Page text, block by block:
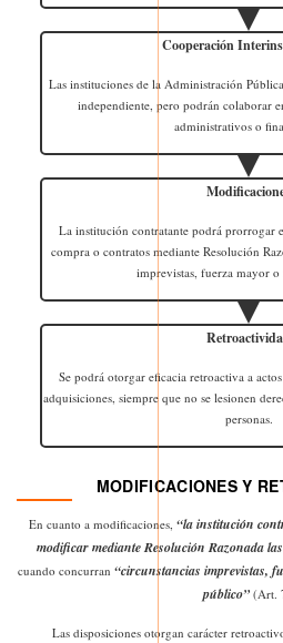
Cooperación
Las instituciones de la Administración
independiente, pero podrán colaborar
administrativos o
La institución contratante podrá prorrogar
compra o contratos mediante Resolución
imprevistas, fuerza mayor
Se podrá otorgar eficacia retroactiva a
adquisiciones, siempre que no se lesionen
personas.
MODIFICACIONES Y
En cuanto a modificaciones, “la institución
modificar mediante Resolución Razonada
cuando concurran “circunstancias imprevistas,
público” (Art.
Las disposiciones otorgan carácter